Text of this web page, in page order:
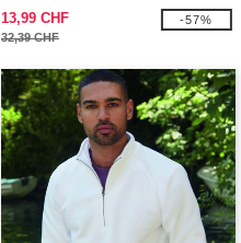
Reißverschluss
13,99 CHF
32,39 CHF
-57%